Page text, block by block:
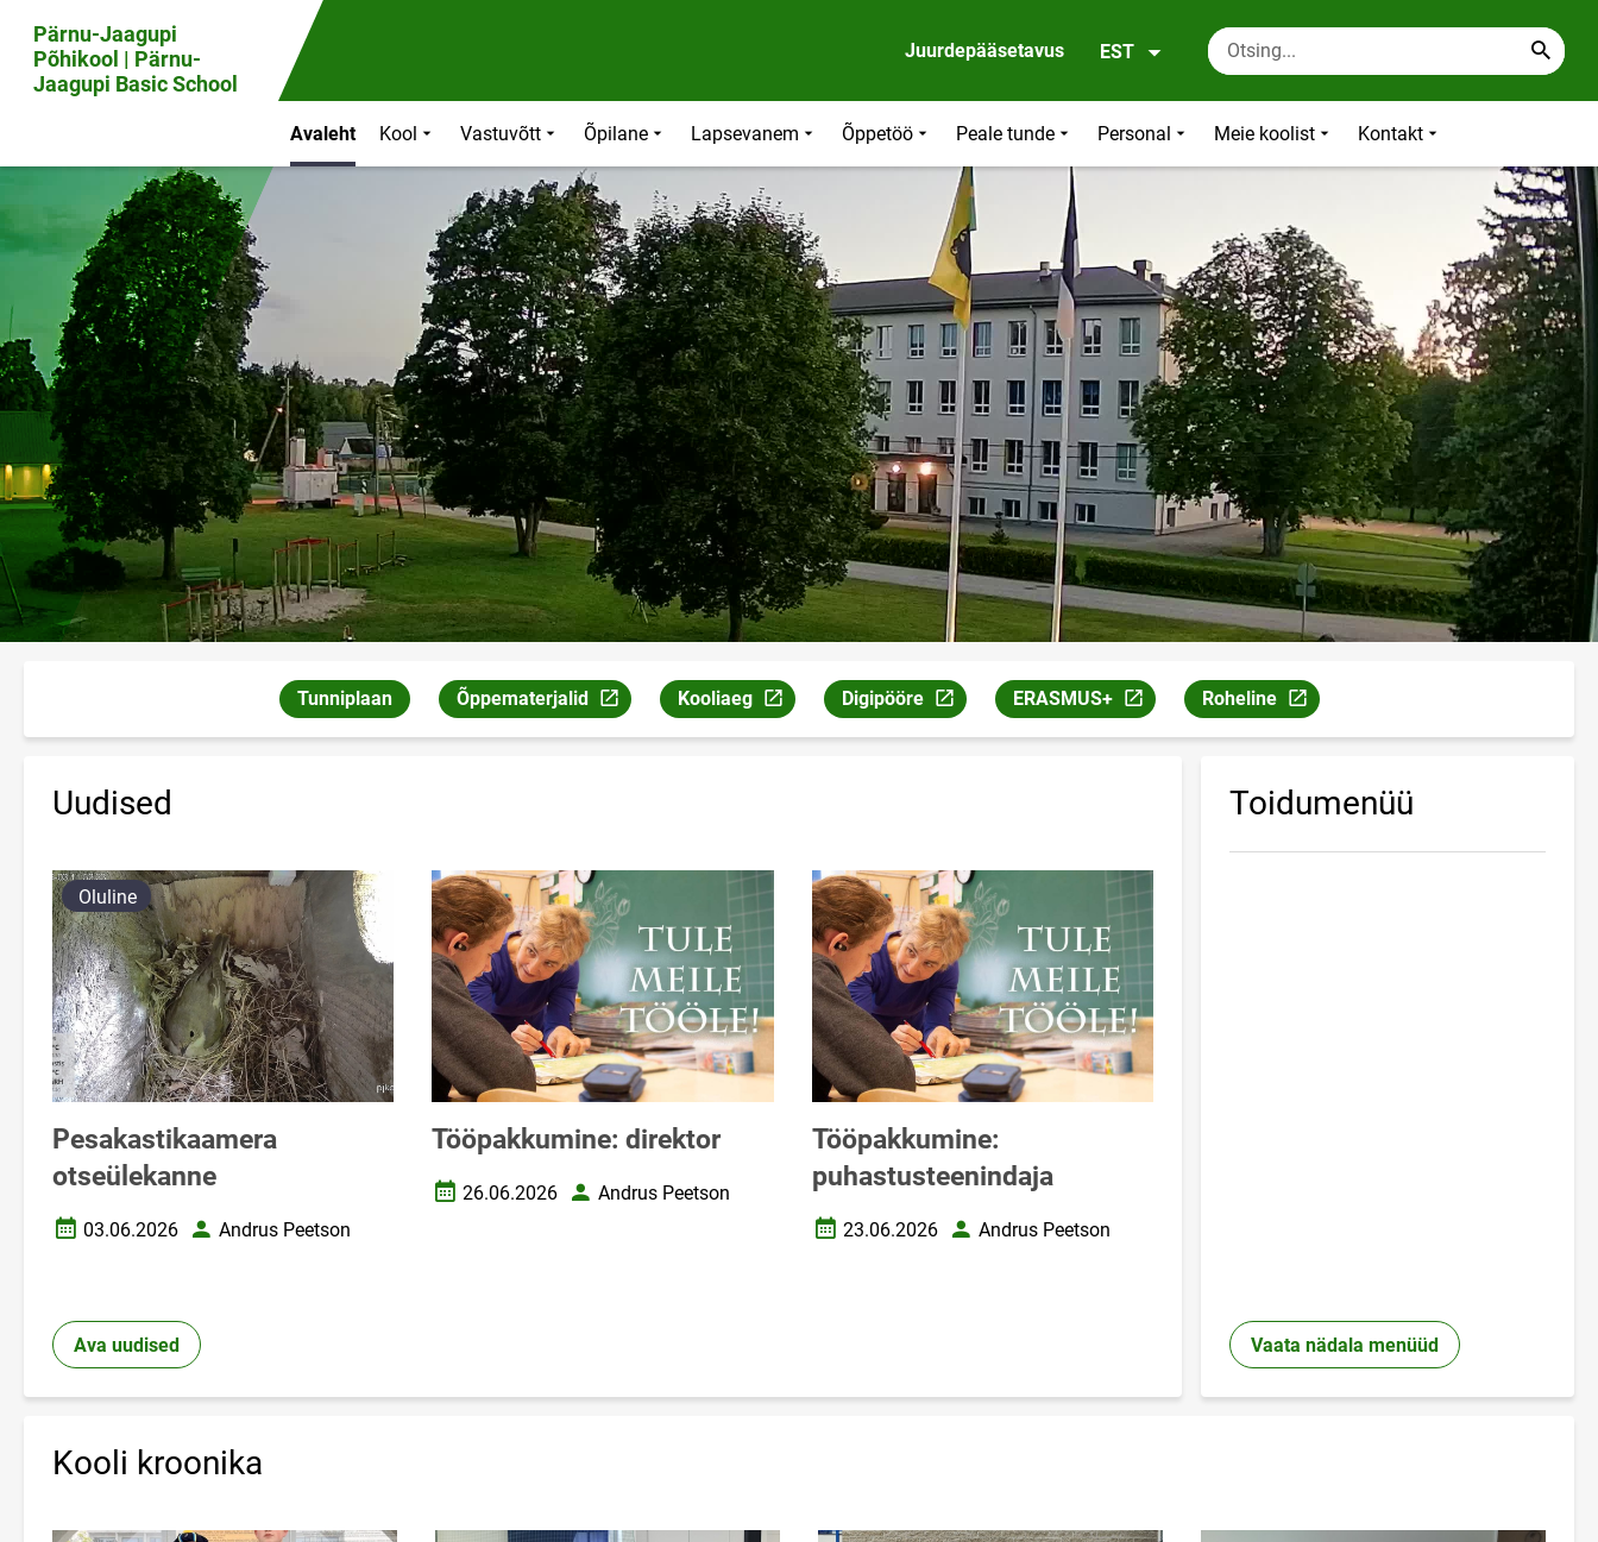
Pärnu-Jaagupi
Põhikool | Pärnu-
Jaagupi Basic School
Juurdepääsetavus EST
Avaleht Kool Vastuvõtt Õpilane Lapsevanem Õppetöö Peale tunde Personal Meie koolist Kontakt
Front page
Tunniplaan Õppematerjalid
Link avaneb uuel leheküljelKooliaeg
Link avaneb uuel leheküljel
Digipööre
Link avaneb uuel leheküljel
ERASMUS+
Link avaneb uuel leheküljel
Roheline
Link avaneb uuel leheküljel
Uudised
Oluline
Pesakastikaamera
otseülekanne
Loomise kuupäev
03.06.2026 AutorAndrus Peetson
Tööpakkumine: direktor
Loomise kuupäev
26.06.2026 AutorAndrus Peetson
Tööpakkumine:
puhastusteenindaja
Loomise kuupäev
23.06.2026 AutorAndrus Peetson
Ava uudised
Toidumenüü
Vaata nädala menüüd
Kooli kroonika